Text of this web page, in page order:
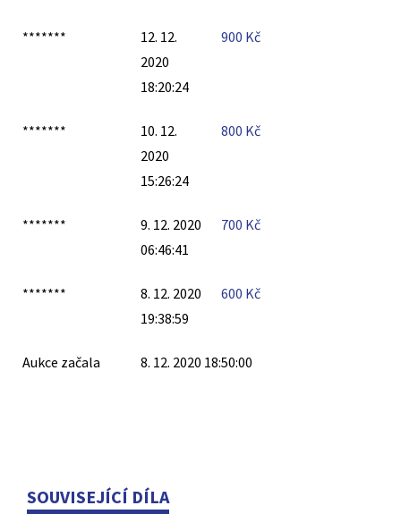
*******
12. 12.
2020
18:20:24
900 Kč
*******
10. 12.
2020
15:26:24
800 Kč
*******
9. 12. 2020
06:46:41
700 Kč
*******
8. 12. 2020
19:38:59
600 Kč
Aukce začala 8. 12. 2020 18:50:00
SOUVISEJÍCÍ DÍLA